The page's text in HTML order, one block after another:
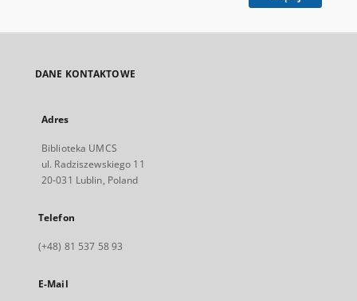
DANE KONTAKTOWE
Adres
Biblioteka UMCS
ul. Radziszewskiego 11
20-031 Lublin, Poland
Telefon
(+48) 81 537 58 93
E-Mail